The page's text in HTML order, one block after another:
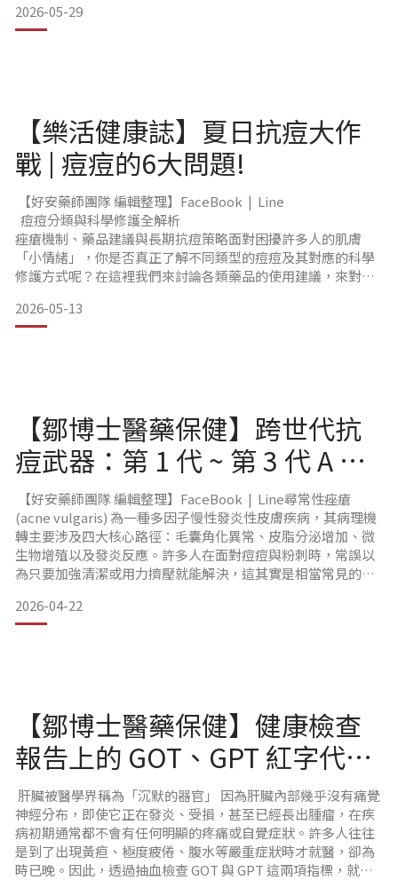
本次活動會前由【臺北市藥師公會 - 診所委員會】王登平主委
協調雙方時間與議程規劃，期盼透過實地參訪，將藥品供應鏈
2026-05-29
【樂活健康誌】夏日抗痘大作
戰 | 痘痘的6大問題!
【好安藥師團隊 編輯整理】FaceBook | Line
痘痘分類與科學修護全解析
痤瘡機制、藥品建議與長期抗痘策略面對困擾許多人的肌膚
「小情緒」，你是否真正了解不同類型的痘痘及其對應的科學
修護方式呢？在這裡我們來討論各類藥品的使用建議，來對應
徑。 一、痤瘡病灶的形成機制與分類肌膚作為人體最大的器
官，擁有複雜的生理生態系統。當系統失衡導致紅點出現時，
2026-05-13
【鄒博士醫藥保健】跨世代抗
痘武器：第 1 代 ~ 第 3 代 A 酸
的全面比較
【好安藥師團隊 編輯整理】FaceBook | Line尋常性痤瘡
(acne vulgaris) 為一種多因子慢性發炎性皮膚疾病，其病理機
轉主要涉及四大核心路徑：毛囊角化異常、皮脂分泌增加、微
生物增殖以及發炎反應。許多人在面對痘痘與粉刺時，常誤以
為只要加強清潔或用力擠壓就能解決，這其實是相當常見的迷
下難以抹滅的痘疤。維生素 A 酸類 (retinoids) 長期以來被醫學
界視為治療痤瘡的基石。其中，第三代 A 酸 —— Adapale
2026-04-22
【鄒博士醫藥保健】健康檢查
報告上的 GOT、GPT 紅字代表
什麼？ 認識肝臟亮出的紅燈警
訊
肝臟被醫學界稱為「沉默的器官」 因為肝臟內部幾乎沒有痛覺
神經分布，即使它正在發炎、受損，甚至已經長出腫瘤，在疾
病初期通常都不會有任何明顯的疼痛或自覺症狀。許多人往往
是到了出現黃疸、極度疲倦、腹水等嚴重症狀時才就醫，卻為
時已晚。因此，透過抽血檢查 GOT 與 GPT 這兩項指標，就像